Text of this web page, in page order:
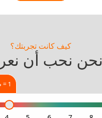
كيف كانت تجربتك؟
نحن نحب أن
1 = ضعيف، 10 = ممتاز